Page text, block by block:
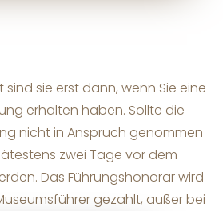
sie erst dann, wenn Sie eine
erhalten haben. Sollte die
nicht in Anspruch genommen
zwei Tage vor dem
Das Führungshonorar wird
gezahlt, außer bei